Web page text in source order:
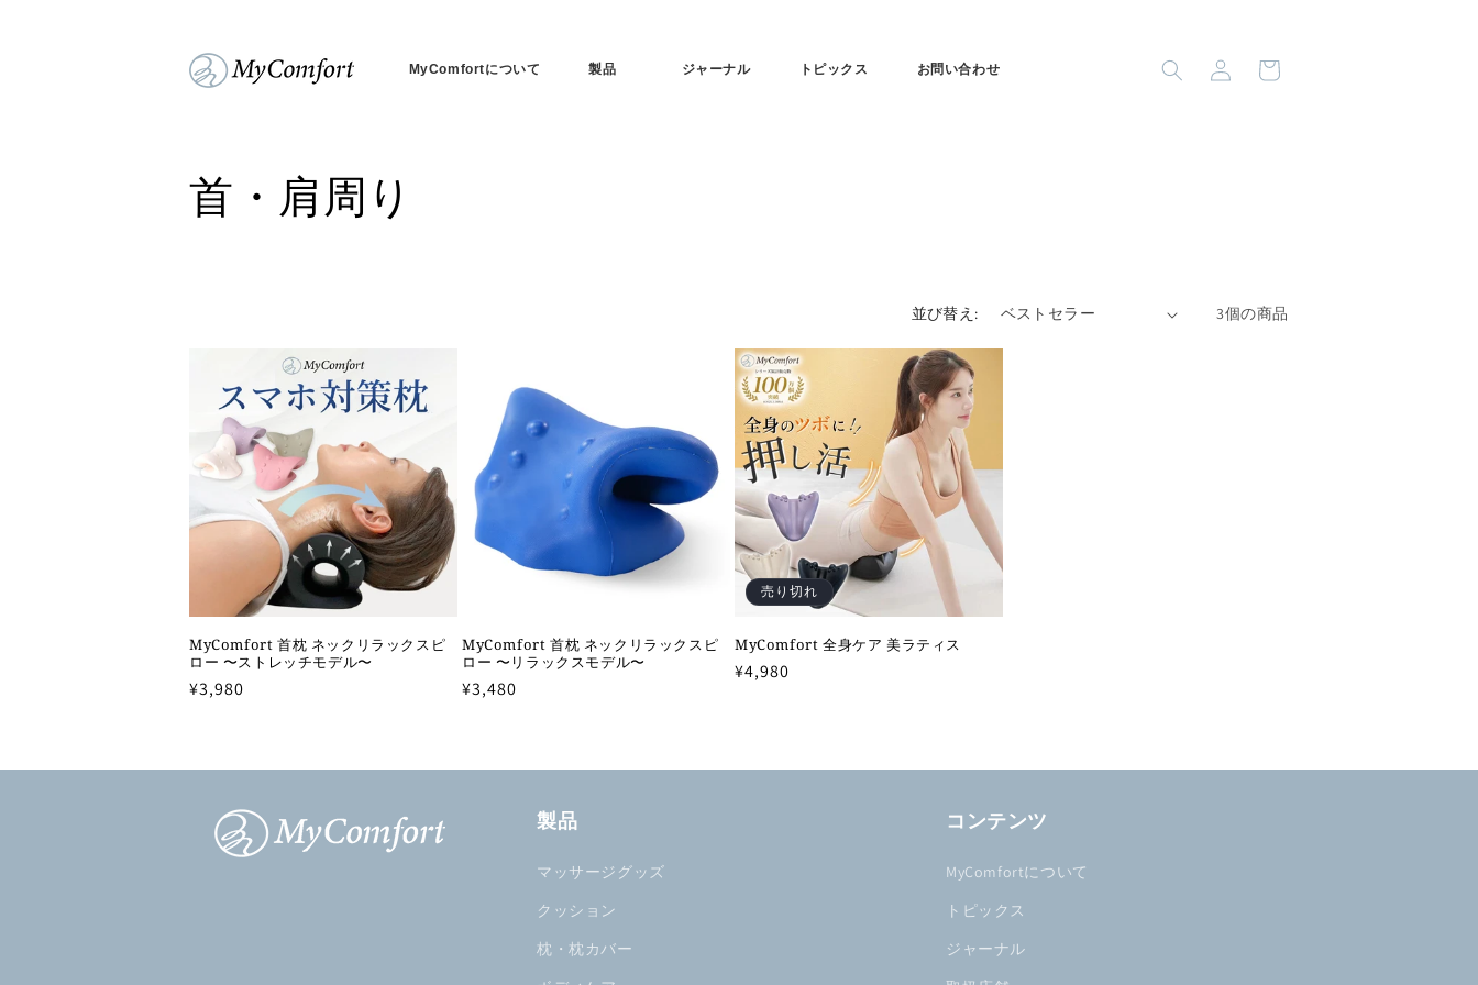
MyComfortについて 製品 ジャーナル トピックス お問い合わせ
イ
ー
コ
ョ
ン
:
首・肩周り
並び替え: 3個の商品
MyComfort 首枕 ネックリラックスピ
ロー 〜ストレッチモデル〜
通
格
¥3,980
MyComfort 首枕 ネックリラックスピ
ロー 〜リラックスモデル〜
通
格
¥3,480
売り切れ
MyComfort 全身ケア 美ラティス
通
¥4,980
製品
マッサージグッズ
クッション
枕・枕カバー
コンテンツ
MyComfortについて
トピックス
ジャーナル